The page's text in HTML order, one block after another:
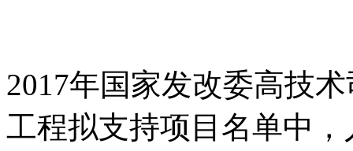
2017年国家发改委高技
工程拟支持项目名单中